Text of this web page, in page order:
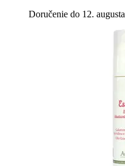
Doručenie do 12. augusta